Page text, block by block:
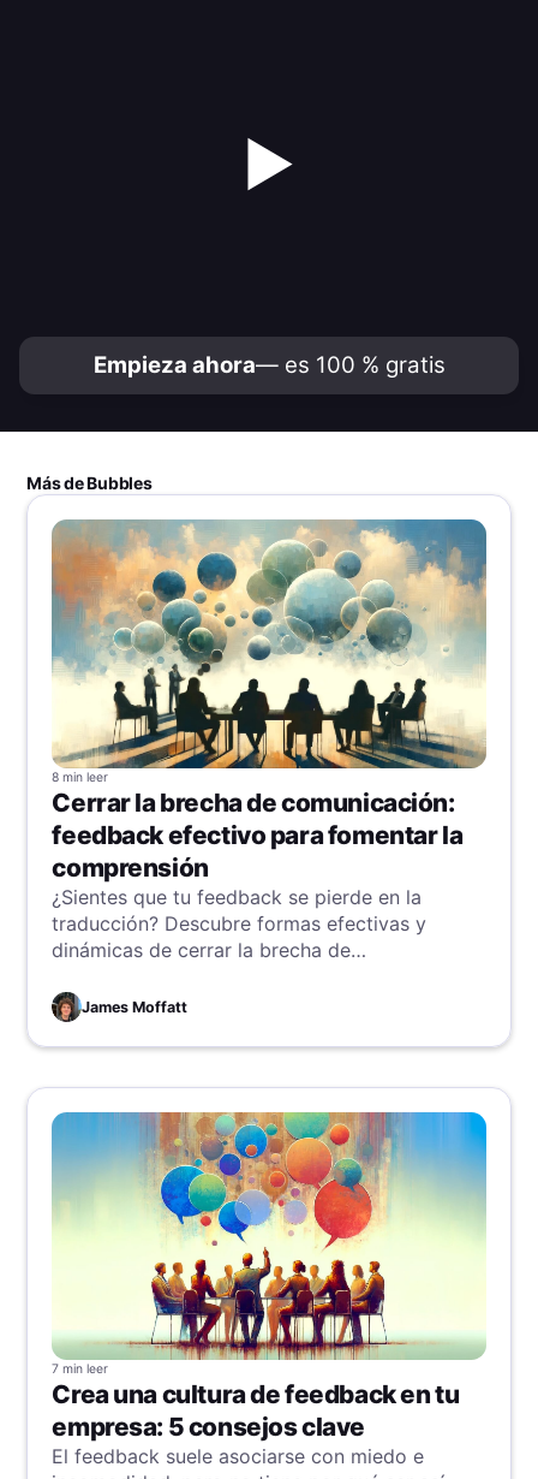
▶
Empieza ahora— es 100 % gratis
Más de Bubbles
8 min leer
Cerrar la brecha de comunicación:
feedback efectivo para fomentar la
comprensión
¿Sientes que tu feedback se pierde en la
traducción? Descubre formas efectivas y
dinámicas de cerrar la brecha de
asincrónicamente, con ejemplos reales de
cómo el feedback adecuado mejora la
comprensión y el trabajo en equipo.
James Moffatt
7 min leer
Crea una cultura de feedback en tu
empresa: 5 consejos clave
El feedback suele asociarse con miedo e